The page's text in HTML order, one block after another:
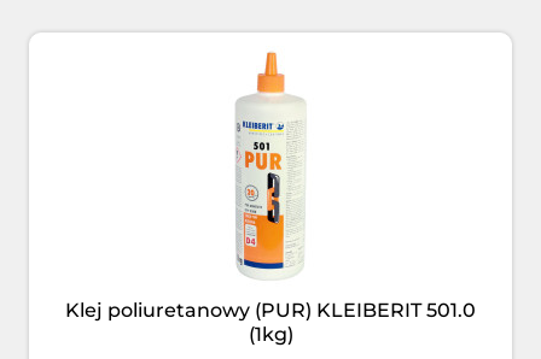
Klej poliuretanowy (PUR) KLEIBERIT 501.0
(1kg)